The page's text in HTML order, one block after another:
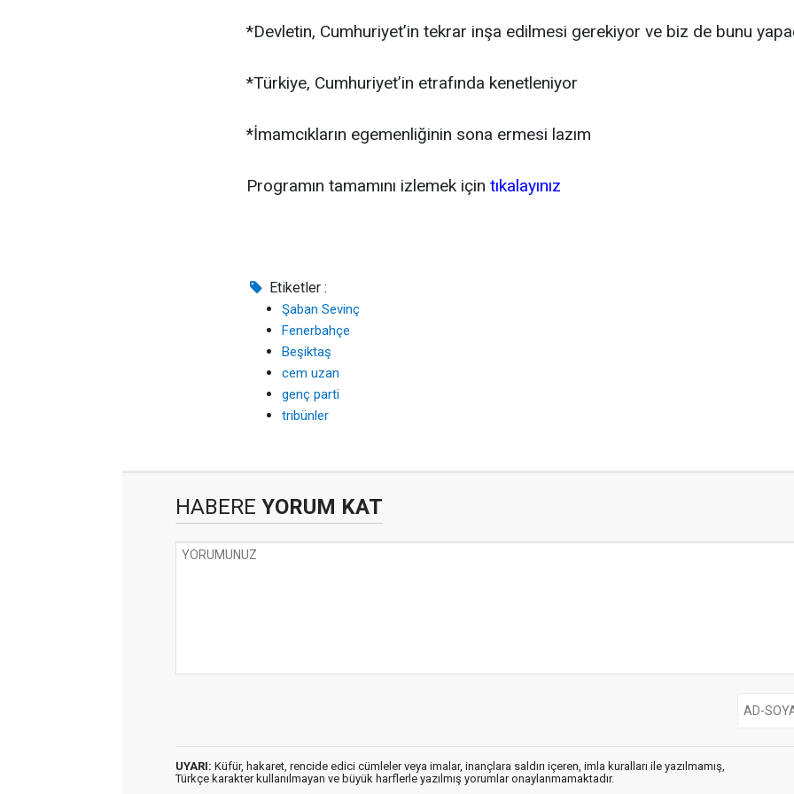
*Devletin, Cumhuriyet’in tekrar inşa edilmesi gerekiyor ve biz de bunu
*Türkiye, Cumhuriyet’in etrafında kenetleniyor
*İmamcıkların egemenliğinin sona ermesi lazım
Programın tamamını izlemek için tıkalayınız
Etiketler :
Şaban Sevinç
Fenerbahçe
Beşiktaş
cem uzan
genç parti
tribünler
HABERE YORUM KAT
UYARI: Küfür, hakaret, rencide edici cümleler veya imalar, inançlara saldırı içeren, imla kuralları ile yazılmamış,
Türkçe karakter kullanılmayan ve büyük harflerle yazılmış yorumlar onaylanmamaktadır.